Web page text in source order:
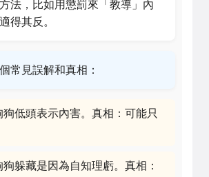
法，比如用懲罰來「教導」內
得其反。
常見誤解和真相：
狗低頭表示內害。真相：可能只
躲藏是因為自知理虧。真相：